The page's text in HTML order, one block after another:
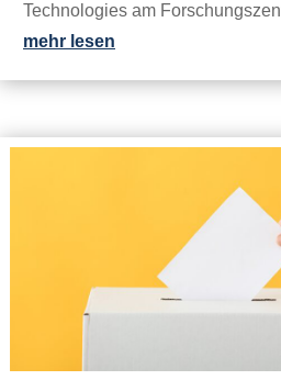
Technologies am
mehr lesen